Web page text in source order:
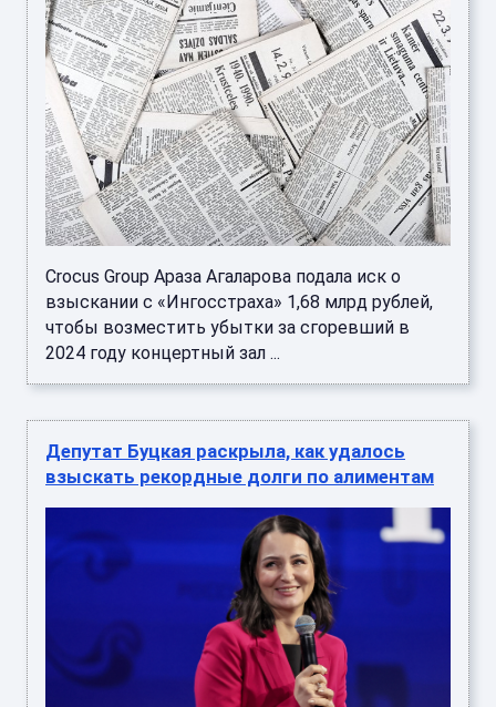
Crocus Group Араза Агаларова подала иск о
взыскании с «Ингосстраха» 1,68 млрд рублей,
чтобы возместить убытки за сгоревший в
2024 году концертный зал ...
Депутат Буцкая раскрыла, как удалось
взыскать рекордные долги по алиментам